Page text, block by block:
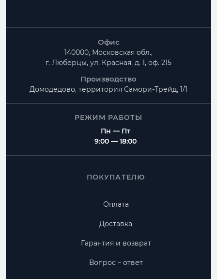
Офис
140000, Московская обл.,
г. Люберцы, ул. Красная, д. 1, оф. 215
Производство
Домодедово, территория Самори-Трейд, 1/1
РЕЖИМ РАБОТЫ
Пн — Пт
9:00 — 18:00
ПОКУПАТЕЛЮ
Оплата
Доставка
Гарантия и возврат
Вопрос – ответ